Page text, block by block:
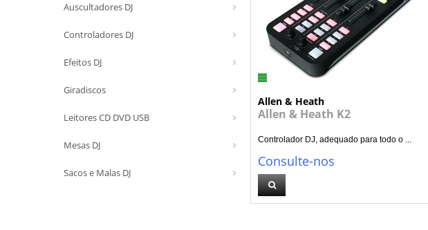
Auscultadores DJ
Controladores DJ
Efeitos DJ
Giradiscos
Leitores CD DVD USB
Mesas DJ
Sacos e Malas DJ
Allen & Heath
Allen & Heath K2
Controlador DJ, adequado para todo o ...
Consulte-nos